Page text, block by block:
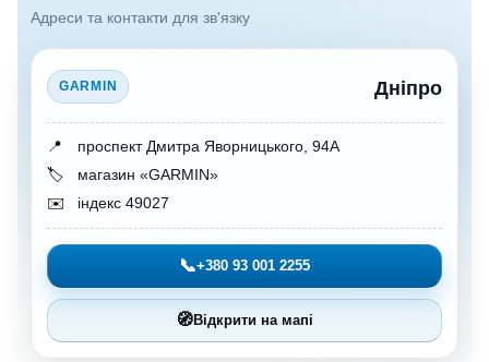
Адреси та контакти для зв'язку
GARMIN Дніпро
📍
проспект Дмитра Яворницького, 94А
🏷️
магазин «GARMIN»
✉️
індекс 49027
📞+380 93 001 2255
🧭Відкрити на мапі